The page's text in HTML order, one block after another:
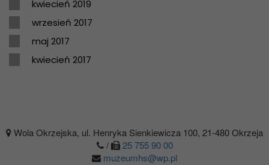
kwiecień 2019
wrzesień 2017
maj 2017
kwiecień 2017
Wola Okrzejska, ul. Henryka Sienkiewicza 100, 21-480 Okrzeja
/
25 755 90 00
muzeumhs@wp.pl